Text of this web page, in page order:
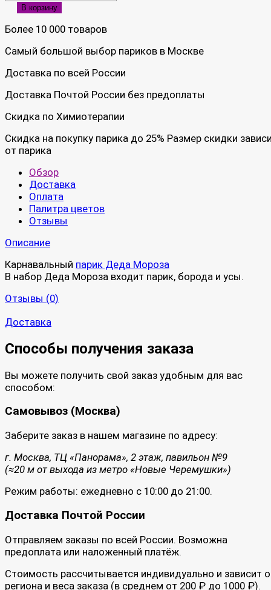
В корзину
Более 10 000 товаров
Самый большой выбор париков в Москве
Доставка по всей России
Доставка Почтой России без предоплаты
Скидка по Химиотерапии
Скидка на покупку парика до 25% Размер скидки
от парика
Обзор
Доставка
Оплата
Палитра цветов
Отзывы
Описание
Карнавальный парик Деда Мороза
В набор Деда Мороза входит парик, борода и усы.
Отзывы (0)
Доставка
Способы получения заказа
Вы можете получить свой заказ удобным для вас
способом:
Самовывоз (Москва)
Заберите заказ в нашем магазине по адресу:
г. Москва, ТЦ «Панорама», 2 этаж, павильон №9
(≈20 м от выхода из метро «Новые Черемушки»)
Режим работы: ежедневно с 10:00 до 21:00.
Доставка Почтой России
Отправляем заказы по всей России. Возможна
предоплата или наложенный платёж.
Стоимость рассчитывается индивидуально и зависит
региона и веса заказа (в среднем от 200 ₽ до 1000 ₽).